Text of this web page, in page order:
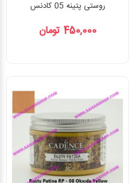
روستی پتینه 05 کادنس
450,000 تومان